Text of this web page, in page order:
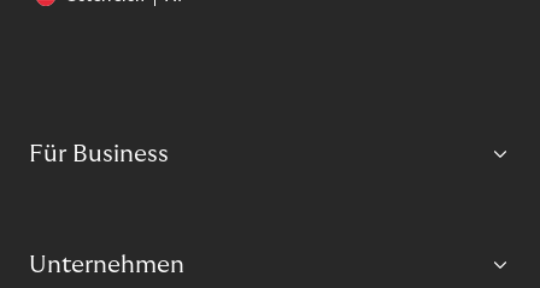
Für Business
Unternehmen